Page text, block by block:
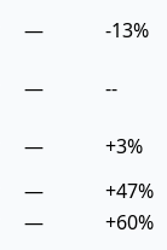
— -13%
— --
—
+3%
—
+47%
—
+60%